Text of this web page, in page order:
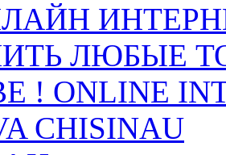
ЛЮБЫЕ
! ONLINE
CHISINAU